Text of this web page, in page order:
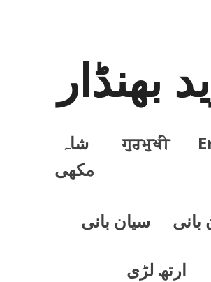
بھنڈار
ਗੁਰਮੁਖੀ
شاہ
مکھی
بانی سيان بانی
ارتھ لڑی